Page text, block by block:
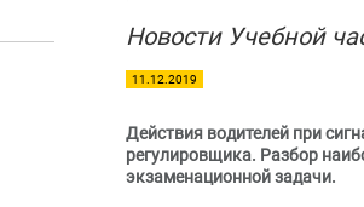
Новости Учебной
11.12.2019
Действия водителей при
регулировщика. Разбор
экзаменационной задачи.